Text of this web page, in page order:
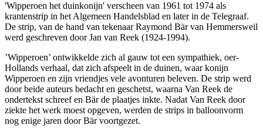
'Wipperoen het duinkonijn' verscheen van 1961 tot 1974 als
krantenstrip in het Algemeen Handelsblad en later in de Telegraaf.
De strip, van de hand van tekenaar Raymond Bär van Hemmersweil
werd geschreven door Jan van Reek (1924-1994).
’Wipperoen’ ontwikkelde zich al gauw tot een sympathiek, oer-
Hollands verhaal, dat zich afspeelt in de duinen, waar konijn
Wipperoen en zijn vriendjes vele avonturen beleven. De strip werd
door beide auteurs bedacht en geschetst, waarna Van Reek de
ondertekst schreef en Bär de plaatjes inkte. Nadat Van Reek door
ziekte het werk moest opgeven, werden de strips in balloonvorm
nog enige jaren door Bär voortgezet.